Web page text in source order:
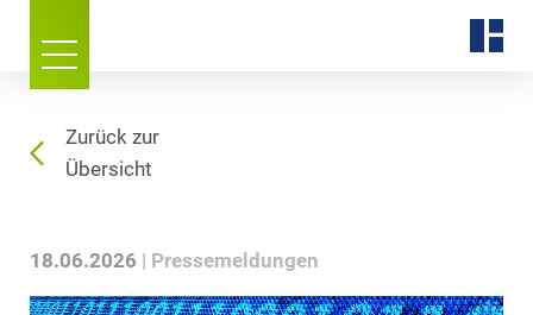
Zurück zur
Übersicht
18.06.2026 Pressemeldungen